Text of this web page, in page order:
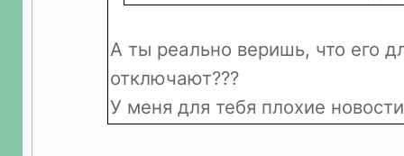
А ты реально веришь, что его
отключают???
У меня для тебя плохие